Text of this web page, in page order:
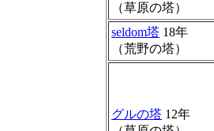
（草原の塔）
seldom塔 18年
（荒野の塔）
グルの塔 12年